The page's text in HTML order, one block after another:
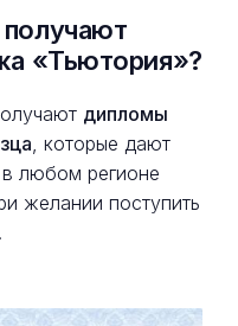
«Тьютория»?
дипломы
, которые дают
любом регионе
желании поступить